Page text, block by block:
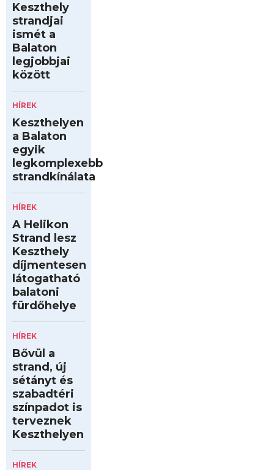
Keszthely
strandjai
ismét a
Balaton
legjobbjai
között
HÍREK
Keszthelyen
a Balaton
egyik
legkomplexebb
strandkínálata
HÍREK
A Helikon
Strand lesz
Keszthely
díjmentesen
látogatható
balatoni
fürdőhelye
HÍREK
Bővül a
strand, új
sétányt és
szabadtéri
színpadot is
terveznek
Keszthelyen
HÍREK